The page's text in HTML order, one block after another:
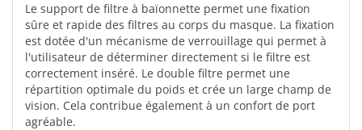
Le support de filtre à baïonnette permet une fixation
sûre et rapide des filtres au corps du masque. La fixation
est dotée d'un mécanisme de verrouillage qui permet à
l'utilisateur de déterminer directement si le filtre est
correctement inséré. Le double filtre permet une
répartition optimale du poids et crée un large champ de
vision. Cela contribue également à un confort de port
agréable.